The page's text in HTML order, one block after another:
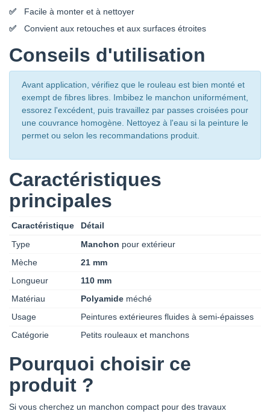
Facile à monter et à nettoyer
Convient aux retouches et aux surfaces étroites
Conseils d'utilisation
Avant application, vérifiez que le rouleau est bien monté et
exempt de fibres libres. Imbibez le manchon uniformément,
essorez l'excédent, puis travaillez par passes croisées pour
une couvrance homogène. Nettoyez à l'eau si la peinture le
permet ou selon les recommandations produit.
Caractéristiques
principales
Caractéristique
Détail
Type
Manchon pour extérieur
Mèche
21 mm
Longueur
110 mm
Matériau
Polyamide méché
Usage
Peintures extérieures fluides à semi-épaisses
Catégorie
Petits rouleaux et manchons
Pourquoi choisir ce
produit ?
Si vous cherchez un manchon compact pour des travaux